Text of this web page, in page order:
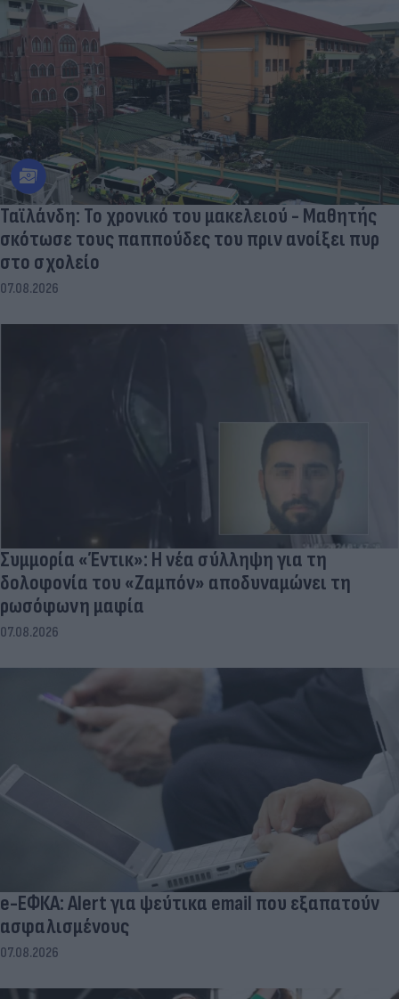
Ταϊλάνδη: Το χρονικό του μακελειού - Μαθητής
σκότωσε τους παππούδες του πριν ανοίξει πυρ
στο σχολείο
07.08.2026
Συμμορία «Έντικ»: Η νέα σύλληψη για τη
δολοφονία του «Ζαμπόν» αποδυναμώνει τη
ρωσόφωνη μαφία
07.08.2026
e-ΕΦΚΑ: Alert για ψεύτικα email που εξαπατούν
ασφαλισμένους
07.08.2026